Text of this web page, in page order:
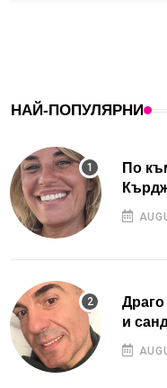
НАЙ-ПОПУЛЯРНИ
По
Драго
и